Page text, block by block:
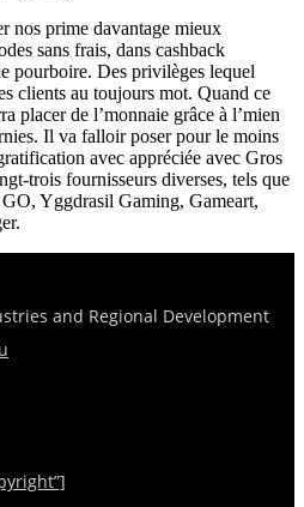
nos prime davantage mieux
sans frais, dans cashback
pourboire. Des privilèges lequel
clients au toujours mot. Quand ce
placer de l’monnaie grâce à l’mien
Il va falloir poser pour le moins
avec appréciée avec Gros
trois fournisseurs diverses, tels que
Yggdrasil Gaming, Gameart,
and Regional Development